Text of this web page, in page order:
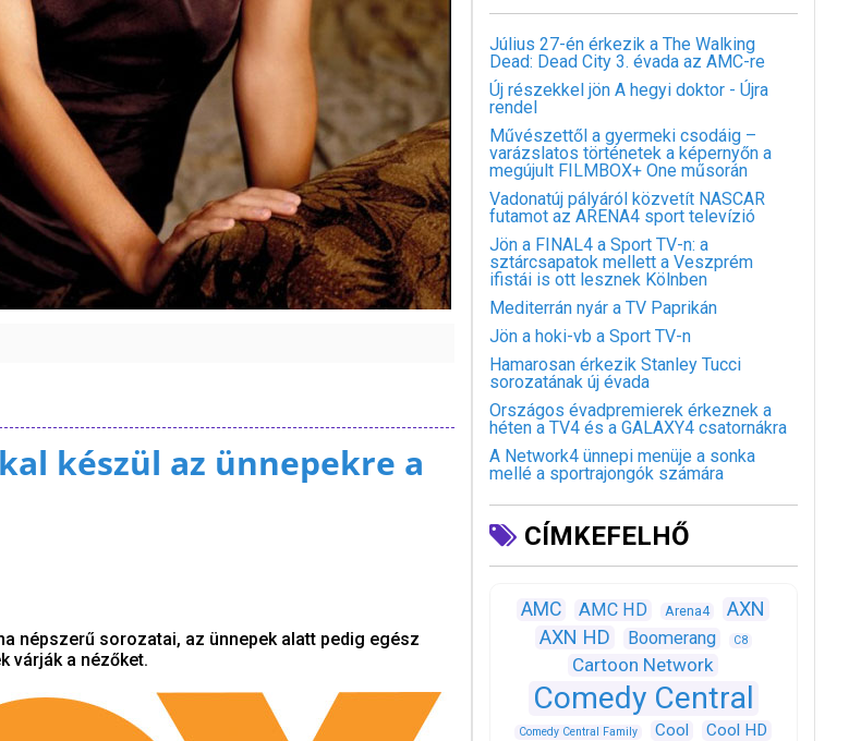
készül az ünnepekre a
népszerű sorozatai, az ünnepek alatt pedig egész
várják a nézőket.
Július 27-én érkezik a The Walking
Dead: Dead City 3. évada az AMC-re
Új részekkel jön A hegyi doktor - Újra
rendel
Művészettől a gyermeki csodáig –
varázslatos történetek a képernyőn a
megújult FILMBOX+ One műsorán
Vadonatúj pályáról közvetít NASCAR
futamot az ARENA4 sport televízió
Jön a FINAL4 a Sport TV-n: a
sztárcsapatok mellett a Veszprém
ifistái is ott lesznek Kölnben
Mediterrán nyár a TV Paprikán
Jön a hoki-vb a Sport TV-n
Hamarosan érkezik Stanley Tucci
sorozatának új évada
Országos évadpremierek érkeznek a
héten a TV4 és a GALAXY4 csatornákra
A Network4 ünnepi menüje a sonka
mellé a sportrajongók számára
CÍMKEFELHŐ
AMC AMC HD Arena4
AXN
AXN HD
Boomerang C8
Cartoon Network
Comedy Central
Comedy Central Family Cool Cool HD